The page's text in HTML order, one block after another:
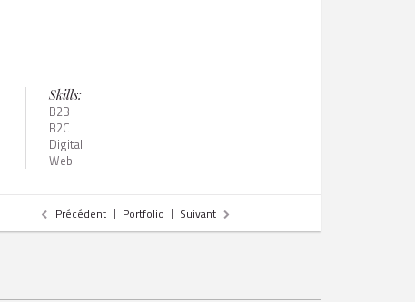
Skills:
B2B
B2C
Digital
Web
Précédent Portfolio Suivant